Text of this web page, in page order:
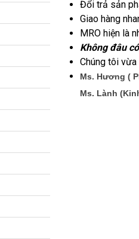
Đổi trả sản
Giao hàng
MRO hiện là
Không đâu
Chúng tôi
Ms. Hương (
Ms. Lành